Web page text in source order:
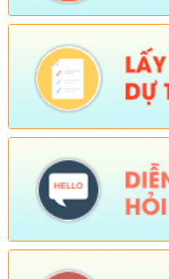
Ngày ban hành: (05/08/2026)
(KẾ HOẠCH Công tác
tháng cuối năm 2026 trên địa
Ngày ban hành: (05/08/2026) -
Số:Số: 1721/KH-UBND
2026, triển khai nhiệm vụ
Ngày ban hành: (04/08/2026)